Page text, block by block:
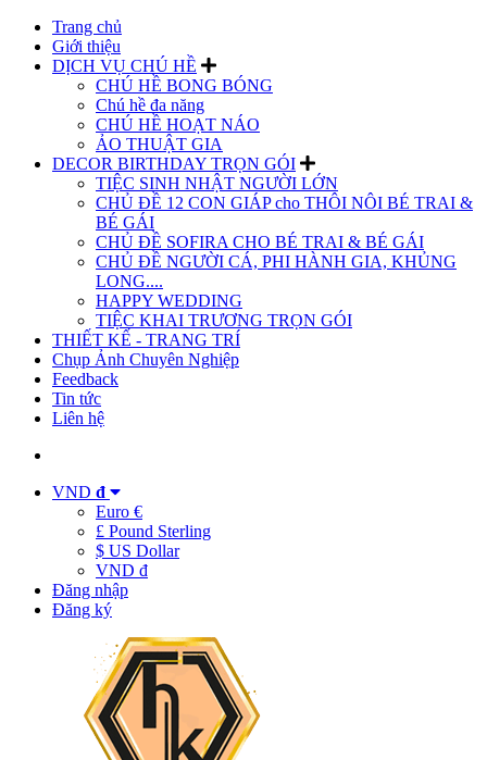
Trang chủ
Giới thiệu
DỊCH VỤ CHÚ HỀ
CHÚ HỀ BONG BÓNG
Chú hề đa năng
CHÚ HỀ HOẠT NÁO
ẢO THUẬT GIA
DECOR BIRTHDAY TRỌN GÓI
TIỆC SINH NHẬT NGƯỜI LỚN
CHỦ ĐỀ 12 CON GIÁP cho THÔI NÔI BÉ TRAI &
BÉ GÁI
CHỦ ĐỀ SOFIRA CHO BÉ TRAI & BÉ GÁI
CHỦ ĐỀ NGƯỜI CÁ, PHI HÀNH GIA, KHỦNG
LONG....
HAPPY WEDDING
TIỆC KHAI TRƯƠNG TRỌN GÓI
THIẾT KẾ - TRANG TRÍ
Chụp Ảnh Chuyên Nghiệp
Feedback
Tin tức
Liên hệ
VND đ
Euro €
£ Pound Sterling
$ US Dollar
VND đ
Đăng nhập
Đăng ký